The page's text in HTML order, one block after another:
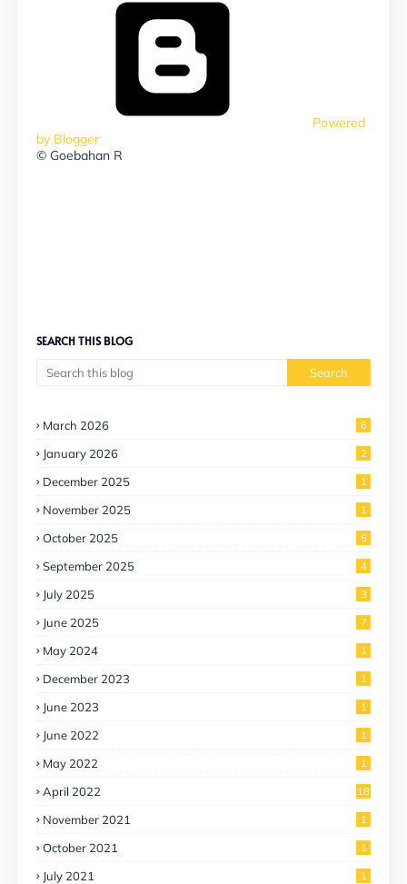
Powered
by Blogger
© Goebahan R
SEARCH THIS BLOG
March 2026 6
January 2026 2
December 2025 1
November 2025 1
October 2025 5
September 2025 4
July 2025 3
June 2025 7
May 2024 1
December 2023 1
June 2023 1
June 2022 1
May 2022 1
April 2022 18
November 2021 1
October 2021 1
July 2021 1